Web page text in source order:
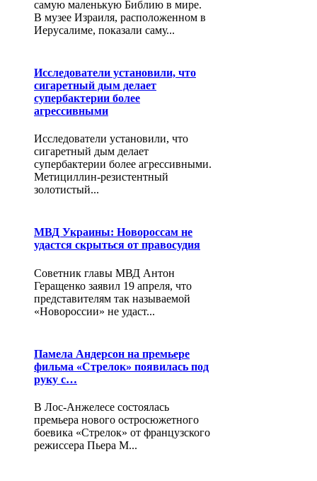
самую маленькую Библию в мире.
В музее Израиля, расположенном в
Иерусалиме, показали саму...
Исследователи установили, что
сигаретный дым делает
супербактерии более
агрессивными
Исследователи установили, что
сигаретный дым делает
супербактерии более агрессивными.
Метициллин-резистентный
золотистый...
МВД Украины: Новороссам не
удастся скрыться от правосудия
Советник главы МВД Антон
Геращенко заявил 19 апреля, что
представителям так называемой
«Новороссии» не удаст...
Памела Андерсон на премьере
фильма «Стрелок» появилась под
руку с…
В Лос-Анжелесе состоялась
премьера нового остросюжетного
боевика «Стрелок» от французского
режиссера Пьера М...